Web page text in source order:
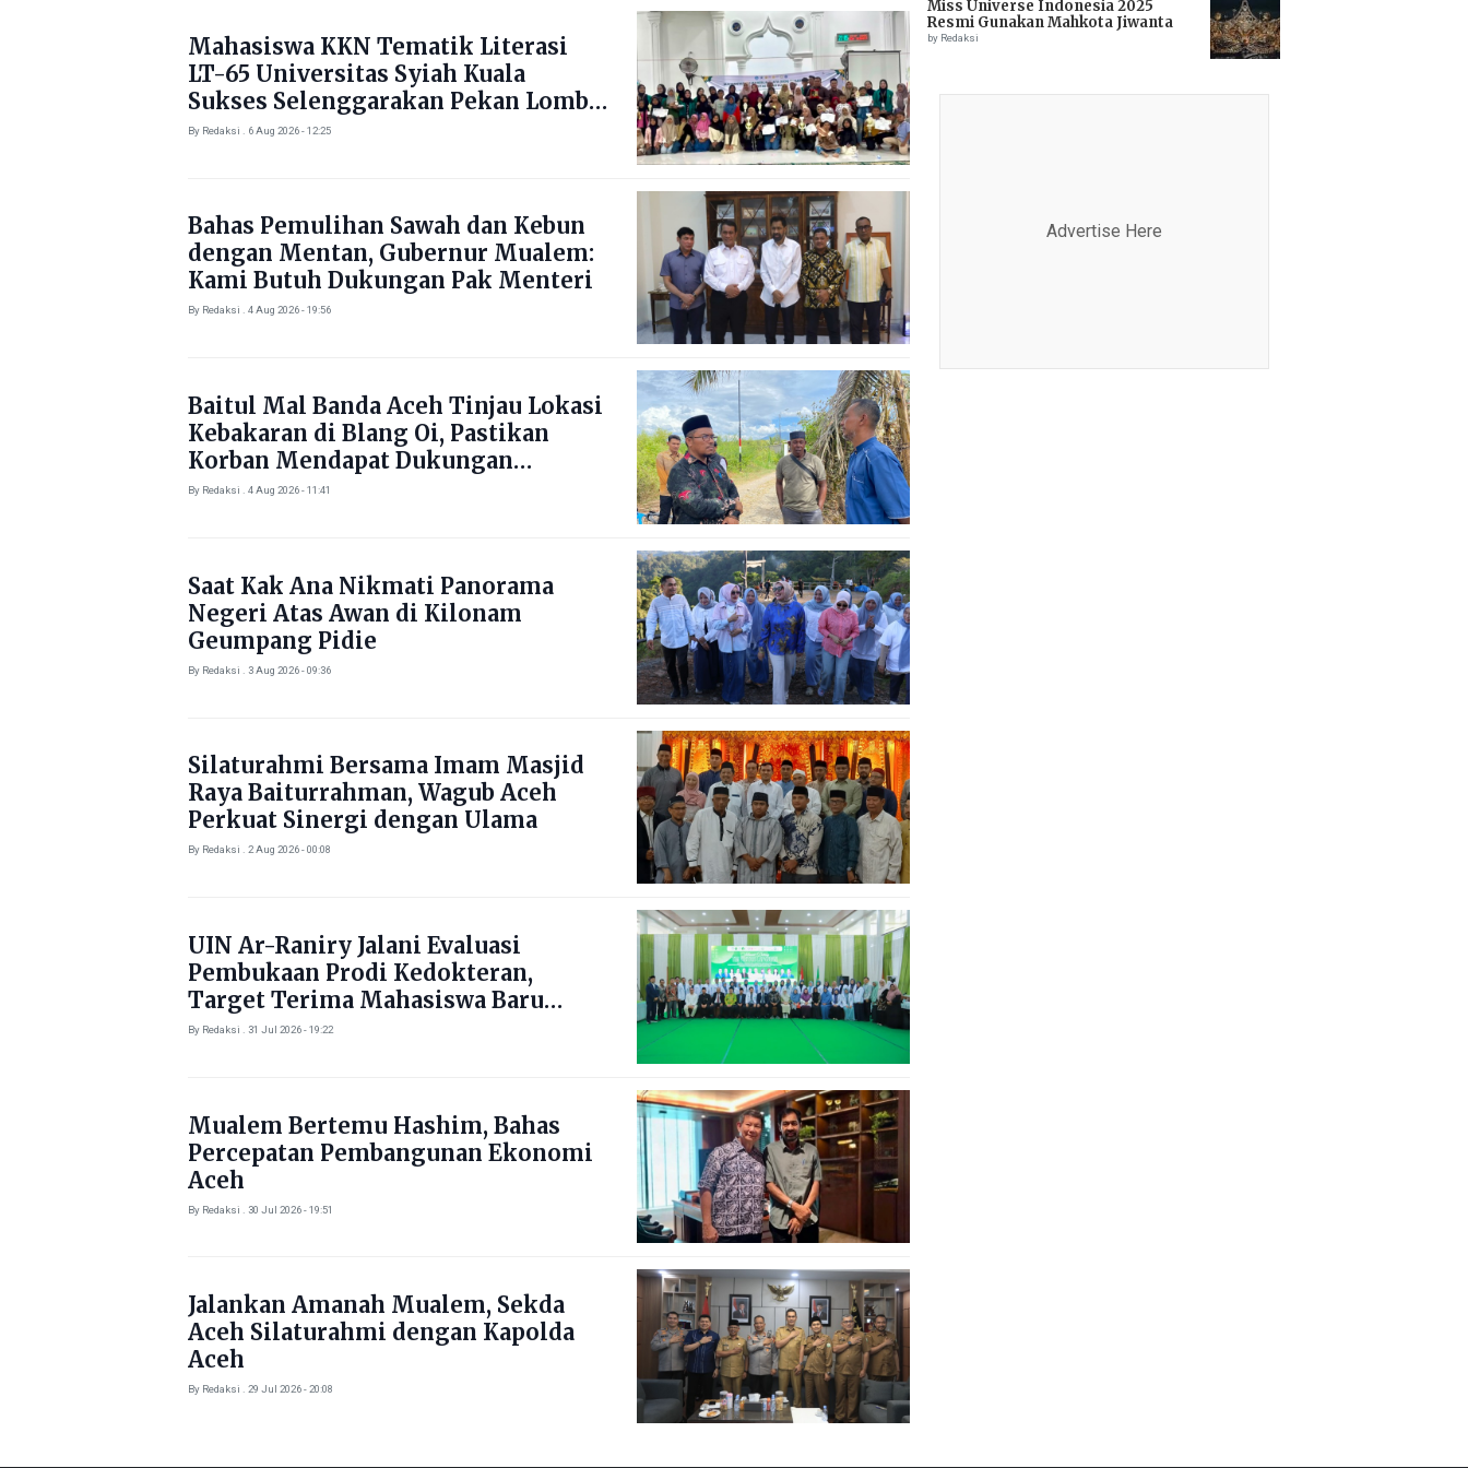
Mahasiswa KKN Tematik Literasi
LT-65 Universitas Syiah Kuala
Sukses Selenggarakan Pekan Lomba
Literasi di Gampong Rhieng Blang
By Redaksi . 6 Aug 2026 - 12:25
Bahas Pemulihan Sawah dan Kebun
dengan Mentan, Gubernur Mualem:
Kami Butuh Dukungan Pak Menteri
By Redaksi . 4 Aug 2026 - 19:56
Baitul Mal Banda Aceh Tinjau Lokasi
Kebakaran di Blang Oi, Pastikan
Korban Mendapat Dukungan
Kebutuhan Pokok
By Redaksi . 4 Aug 2026 - 11:41
Saat Kak Ana Nikmati Panorama
Negeri Atas Awan di Kilonam
Geumpang Pidie
By Redaksi . 3 Aug 2026 - 09:36
Silaturahmi Bersama Imam Masjid
Raya Baiturrahman, Wagub Aceh
Perkuat Sinergi dengan Ulama
By Redaksi . 2 Aug 2026 - 00:08
UIN Ar-Raniry Jalani Evaluasi
Pembukaan Prodi Kedokteran,
Target Terima Mahasiswa Baru
Tahun Ini
By Redaksi . 31 Jul 2026 - 19:22
Mualem Bertemu Hashim, Bahas
Percepatan Pembangunan Ekonomi
Aceh
By Redaksi . 30 Jul 2026 - 19:51
Jalankan Amanah Mualem, Sekda
Aceh Silaturahmi dengan Kapolda
Aceh
By Redaksi . 29 Jul 2026 - 20:08
Miss Universe Indonesia 2025
Resmi Gunakan Mahkota Jiwanta
by Redaksi
Advertise Here